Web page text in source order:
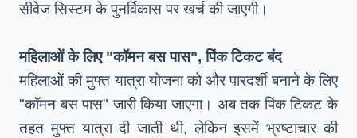
सीवेज सिस्टम के पुनर्विकास पर खर्च की जाएगी।
महिलाओं के लिए "कॉमन बस पास", पिंक टिकट बंद
महिलाओं की मुफ्त यात्रा योजना को और पारदर्शी बनाने के लिए
"कॉमन बस पास" जारी किया जाएगा। अब तक पिंक टिकट के
तहत मुफ्त यात्रा दी जाती थी, लेकिन इसमें भ्रष्टाचार की